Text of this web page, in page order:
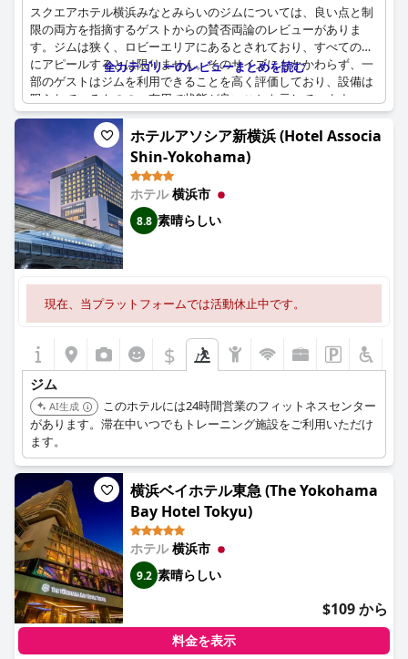
スクエアホテル横浜みなとみらいのジムについては、良い点と制
限の両方を指摘するゲストからの賛否両論のレビューがありま
す。ジムは狭く、ロビーエリアにあるとされており、すべての人
にアピールするとは限りません。そのサイズにもかかわらず、一
部のゲストはジムを利用できることを高く評価しており、設備は
限られているものの、有用で状態が良いことを示しています。
いくつかのレビューでは、ジムがスーパーマーケットの隣にある
便利なロケーションであると指摘されており、他のレビューで
は、観覧車が見える最上階からの眺めなど、ホテルの追加施設を
楽しんでいると述べています。さらに、ジムが無料であること
は、一部のゲストにとってプラスのポイントでした。
ただし、批判としては、ジムが小さすぎることが挙げられ、ある
ゲストはマシンが故障していると指摘しています。全体として、
スクエアホテル横浜みなとみらいのジム施設は、フィットネス愛
好家の期待に応えられないかもしれませんが、旅行中にワークア
ウトのルーチンを維持したいと考えている人にとっては便利なア
メニティを提供しています。
全カテゴリーのレビューまとめを読む
ホテルアソシア新横浜 (Hotel Associa
Shin-Yokohama)
ホテル横浜市
8.8 素晴らしい
現在、当プラットフォームでは活動休止中です。
$
ジム
AI生成
このホテルには24時間営業のフィットネスセンター
があります。滞在中いつでもトレーニング施設をご利用いただけ
ます。
横浜ベイホテル東急 (The Yokohama
Bay Hotel Tokyu)
ホテル横浜市
9.2 素晴らしい
$109 から
料金を表示